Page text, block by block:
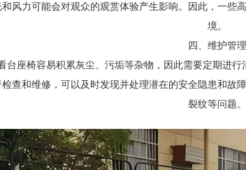
风力可能会对观众的观赏体验产生影响。因此，一
境。
四、维护管理
台座椅容易积累灰尘、污垢等杂物，因此需要定期进
查和维修，可以及时发现并处理潜在的安全隐患和
裂纹等问题。